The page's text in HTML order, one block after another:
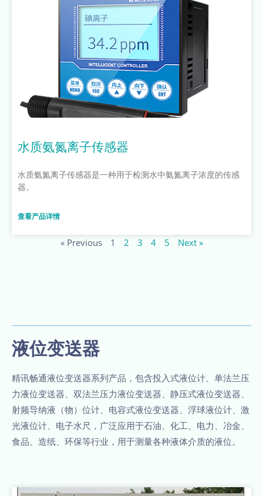
水质氨氮离子传感器
水质氨氮离子传感器是一种用于检测水中氨氮离子浓度的传感
器。
查看产品详情
« Previous 1 2 3 4 5 Next »
液位变送器
精讯畅通液位变送器系列产品，包含投入式液位计、单法兰压
力液位变送器、双法兰压力液位变送器、静压式液位变送器、
射频导纳液（物）位计、电容式液位变送器、浮球液位计、激
光液位计、电子水尺，广泛应用于石油、化工、电力、冶金、
食品、造纸、环保等行业，用于测量各种液体介质的液位。